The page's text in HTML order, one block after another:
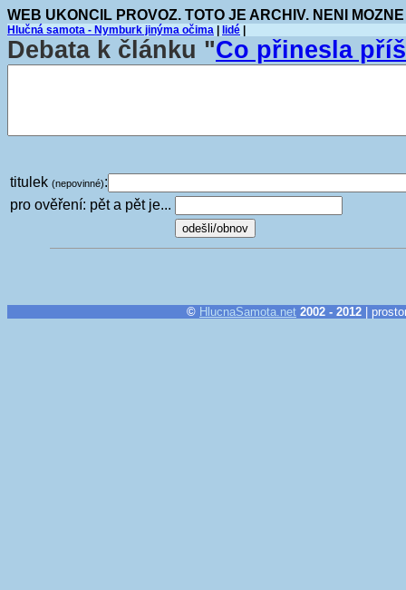
WEB UKONCIL PROVOZ. TOTO JE ARCHIV. NENI
Hlučná samota - Nymburk jinýma očima lidé
Debata k článku "Co přinesla
titulek (nepovinné):
pro ověření: pět a pět je...
© HlucnaSamota.net 2002 - 2012 |